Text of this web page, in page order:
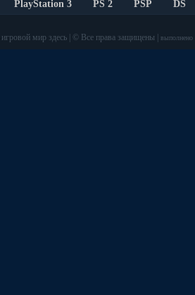
PlayStation 3 PS 2 PSP DS
мир здесь | © Все права защищены | выполнено